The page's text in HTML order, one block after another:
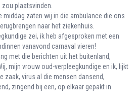
plaatsvinden.
middag zaten wij in die ambulance die ons
naar het ziekenhuis.
zei, ik heb afgesproken met een
vanavond carnaval vieren!
met die berichten uit het buitenland,
mijn vrouw oud-verpleegkundige en ik, lijkt
zaak, virus al die mensen dansend,
zingend bij een, op elkaar gepakt in